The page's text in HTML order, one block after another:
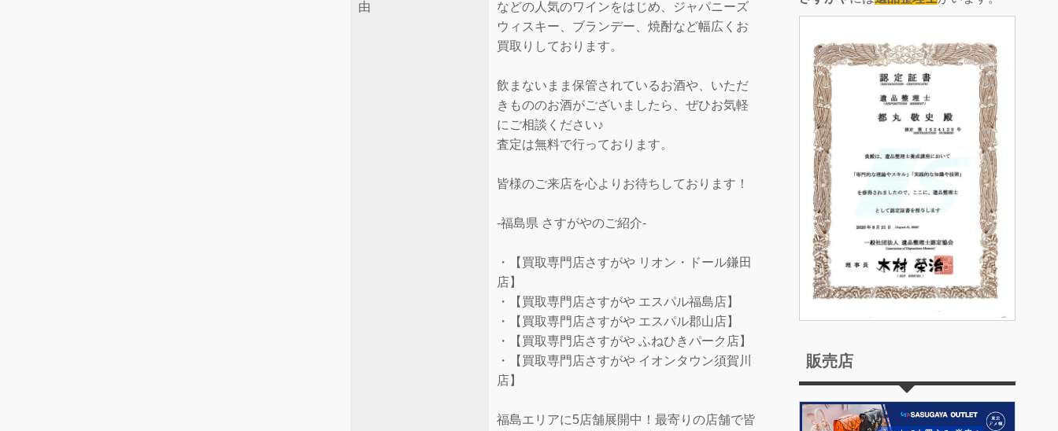
由
などの人気のワインをはじめ、ジャパニーズ
ウィスキー、ブランデー、焼酎など幅広くお
買取りしております。
飲まないまま保管されているお酒や、いただ
きもののお酒がございましたら、ぜひお気軽
にご相談ください♪
査定は無料で行っております。
皆様のご来店を心よりお待ちしております！
-福島県 さすがやのご紹介-
・【買取専門店さすがや リオン・ドール鎌田
店】
・【買取専門店さすがや エスパル福島店】
・【買取専門店さすがや エスパル郡山店】
・【買取専門店さすがや ふねひきパーク店】
・【買取専門店さすがや イオンタウン須賀川
店】
福島エリアに5店舗展開中！最寄りの店舗で皆
販売店